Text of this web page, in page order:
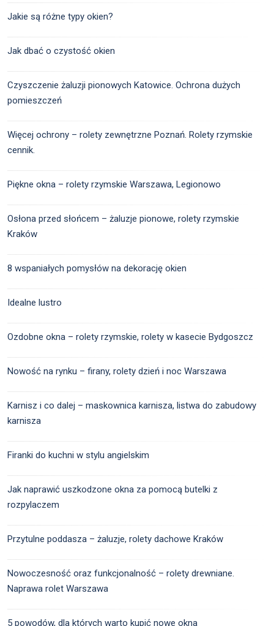
Jakie są różne typy okien?
Jak dbać o czystość okien
Czyszczenie żaluzji pionowych Katowice. Ochrona dużych
pomieszczeń
Więcej ochrony – rolety zewnętrzne Poznań. Rolety rzymskie
cennik.
Piękne okna – rolety rzymskie Warszawa, Legionowo
Osłona przed słońcem – żaluzje pionowe, rolety rzymskie
Kraków
8 wspaniałych pomysłów na dekorację okien
Idealne lustro
Ozdobne okna – rolety rzymskie, rolety w kasecie Bydgoszcz
Nowość na rynku – firany, rolety dzień i noc Warszawa
Karnisz i co dalej – maskownica karnisza, listwa do zabudowy
karnisza
Firanki do kuchni w stylu angielskim
Jak naprawić uszkodzone okna za pomocą butelki z
rozpylaczem
Przytulne poddasza – żaluzje, rolety dachowe Kraków
Nowoczesność oraz funkcjonalność – rolety drewniane.
Naprawa rolet Warszawa
5 powodów, dla których warto kupić nowe okna